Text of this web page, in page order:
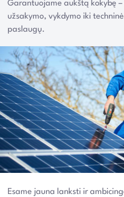
Garantuojame aukštą kokybę
užsakymo, vykdymo iki
paslaugų.
Esame jauna lanksti ir